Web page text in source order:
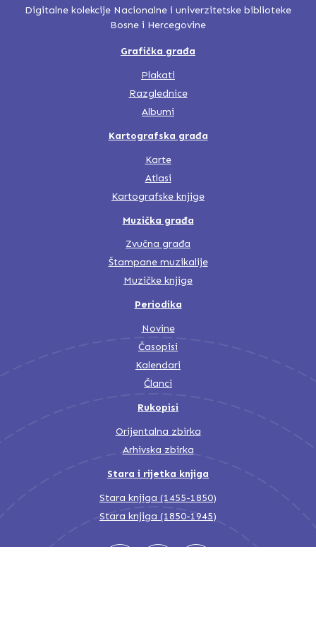
Digitalne kolekcije Nacionalne i univerzitetske biblioteke
Bosne i Hercegovine
Grafička građa
Plakati
Razglednice
Albumi
Kartografska građa
Karte
Atlasi
Kartografske knjige
Muzička građa
Zvučna građa
Štampane muzikalije
Muzičke knjige
Periodika
Novine
Časopisi
Kalendari
Članci
Rukopisi
Orijentalna zbirka
Arhivska zbirka
Stara i rijetka knjiga
Stara knjiga (1455-1850)
Stara knjiga (1850-1945)